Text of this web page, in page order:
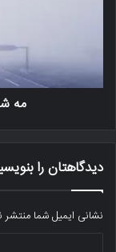
مه
دیدگاهتان را
نشانی ایمیل شما